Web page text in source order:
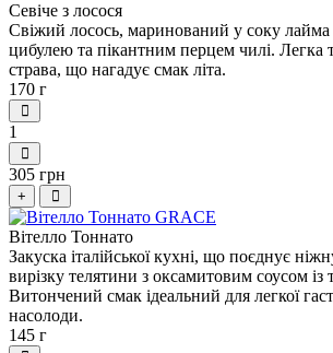
Севіче з лосося
Свіжий лосось, маринований у соку
цибулею та пікантним перцем чилі. Легка
страва, що нагадує смак літа.
170 г
1
305 грн
+
Вітелло Тоннато
Закуска італійської кухні, що поєднує
вирізку телятини з оксамитовим соусом із
Витончений смак ідеальний для легкої
насолоди.
145 г